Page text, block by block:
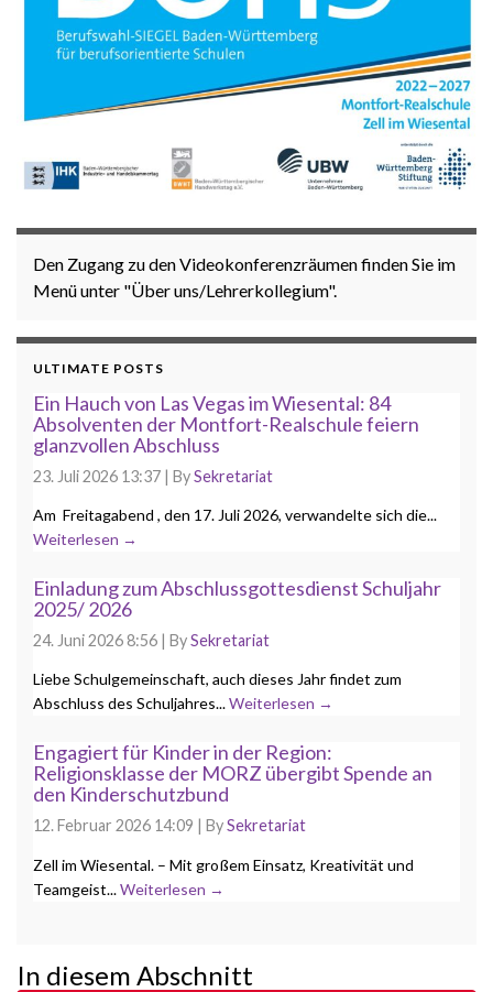
Den Zugang zu den Videokonferenzräumen finden Sie im
Menü unter "Über uns/Lehrerkollegium".
ULTIMATE POSTS
Ein Hauch von Las Vegas im Wiesental: 84
Absolventen der Montfort-Realschule feiern
glanzvollen Abschluss
23. Juli 2026 13:37 | BySekretariat
Am Freitagabend , den 17. Juli 2026, verwandelte sich die...
Weiterlesen →
Einladung zum Abschlussgottesdienst Schuljahr
2025/ 2026
24. Juni 2026 8:56 | BySekretariat
Liebe Schulgemeinschaft, auch dieses Jahr findet zum
Abschluss des Schuljahres...Weiterlesen →
Engagiert für Kinder in der Region:
Religionsklasse der MORZ übergibt Spende an
den Kinderschutzbund
12. Februar 2026 14:09 | BySekretariat
Zell im Wiesental. – Mit großem Einsatz, Kreativität und
Teamgeist...Weiterlesen →
In diesem Abschnitt